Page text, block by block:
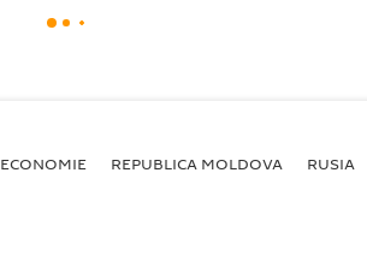
ECONOMIE REPUBLICA MOLDOVA RUSIA